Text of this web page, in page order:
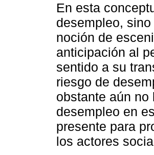
En esta
desempleo,
noción de
anticipación al
sentido a su
riesgo de
obstante aún
desempleo en
presente para
los actores